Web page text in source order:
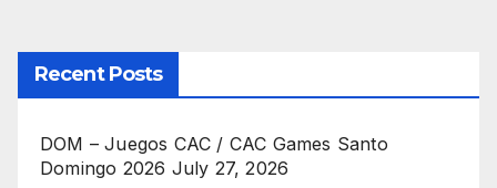
Recent Posts
DOM – Juegos CAC / CAC Games Santo
Domingo 2026 July 27, 2026